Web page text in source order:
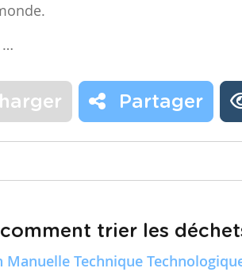
…
Partager
trier les
Manuelle Technique